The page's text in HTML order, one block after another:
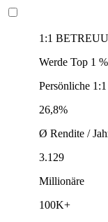
1:1
Werde Top 1
Persönliche
26,8%
Ø Rendite /
3.129
Millionäre
100K+